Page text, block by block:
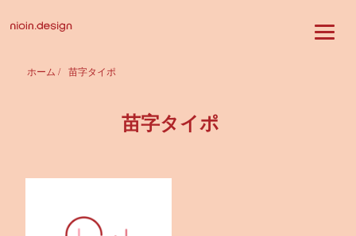
ホーム / 苗字タイポ
苗字タイポ